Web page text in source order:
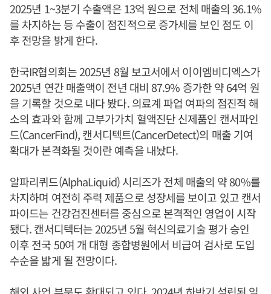
2025년 1~3분기 수출액은 13억 원으로 전체 매출의 36.1%
를 차지하는 등 수출이 점진적으로 증가세를 보인 점도 이
후 전망을 밝게 한다.
한국IR협의회는 2025년 8월 보고서에서 이이엠비디엑스가
2025년 연간 매출액이 전년 대비 87.9% 증가한 약 64억 원
을 기록할 것으로 내다 봤다. 의료계 파업 여파의 점진적 해
소의 효과와 함께 고부가가치 혈액진단 신제품인 캔서파인
드(CancerFind), 캔서디텍트(CancerDetect)의 매출 기여
확대가 본격화될 것이란 예측을 내놨다.
알파리퀴드(AlphaLiquid) 시리즈가 전체 매출의 약 80%를
차지하며 여전히 주력 제품으로 성장세를 보이고 있고 캔서
파이드는 건강검진센터를 중심으로 본격적인 영업이 시작
됐다. 캔서디텍터는 2025년 5월 혁신의료기술 평가 승인
이후 전국 50여 개 대형 종합병원에서 비급여 검사로 도입
수순을 밟게 될 전망이다.